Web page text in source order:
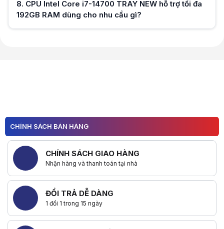
Hữu ích (0)
8. CPU Intel Core i7-14700 TRAY NEW hỗ trợ tối đa
192GB RAM dùng cho nhu cầu gì?
CHÍNH SÁCH BÁN HÀNG
CHÍNH SÁCH GIAO HÀNG
Nhận hàng và thanh toán tại nhà
ĐỔI TRẢ DỄ DÀNG
1 đổi 1 trong 15 ngày